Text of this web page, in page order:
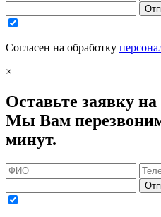
Согласен на обработку
×
Оставьте заявку
Мы Вам
минут.